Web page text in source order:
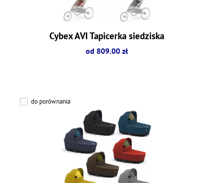
Cybex AVI Tapicerka siedziska
od 809.00 zł
do porównania